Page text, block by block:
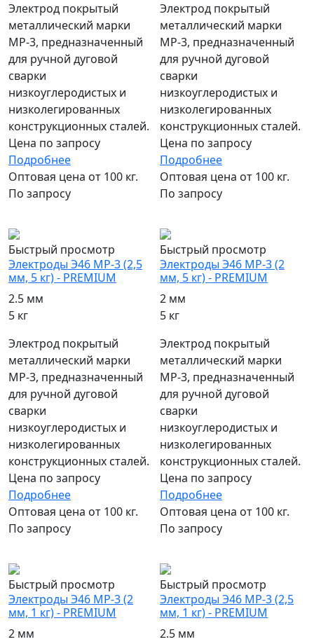
Электрод покрытый
металлический марки
МР-3, предназначенный
для ручной дуговой
сварки
низкоуглеродистых и
низколегированных
конструкционных сталей.
Цена по запросу
Подробнее
Оптовая цена от 100 кг.
По запросу
Электрод покрытый
металлический марки
МР-3, предназначенный
для ручной дуговой
сварки
низкоуглеродистых и
низколегированных
конструкционных сталей.
Цена по запросу
Подробнее
Оптовая цена от 100 кг.
По запросу
Быстрый просмотр
Электроды Э46 МР-3 (2,5
мм, 5 кг) - PREMIUM
2.5 мм
5 кг
Электрод покрытый
металлический марки
МР-3, предназначенный
для ручной дуговой
сварки
низкоуглеродистых и
низколегированных
конструкционных сталей.
Цена по запросу
Подробнее
Оптовая цена от 100 кг.
По запросу
Быстрый просмотр
Электроды Э46 МР-3 (2
мм, 5 кг) - PREMIUM
2 мм
5 кг
Электрод покрытый
металлический марки
МР-3, предназначенный
для ручной дуговой
сварки
низкоуглеродистых и
низколегированных
конструкционных сталей.
Цена по запросу
Подробнее
Оптовая цена от 100 кг.
По запросу
Быстрый просмотр
Электроды Э46 МР-3 (2
мм, 1 кг) - PREMIUM
2 мм
Быстрый просмотр
Электроды Э46 МР-3 (2,5
мм, 1 кг) - PREMIUM
2.5 мм